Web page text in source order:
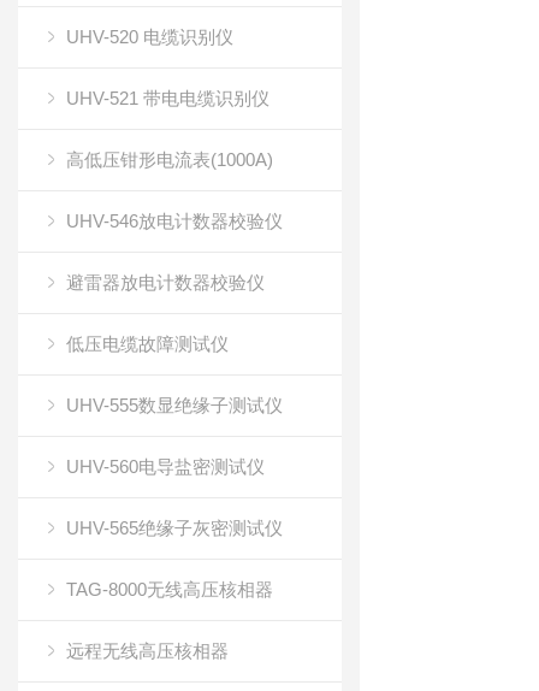
UHV-520 电缆识别仪
UHV-521 带电电缆识别仪
高低压钳形电流表(1000A)
UHV-546放电计数器校验仪
避雷器放电计数器校验仪
低压电缆故障测试仪
UHV-555数显绝缘子测试仪
UHV-560电导盐密测试仪
UHV-565绝缘子灰密测试仪
TAG-8000无线高压核相器
远程无线高压核相器